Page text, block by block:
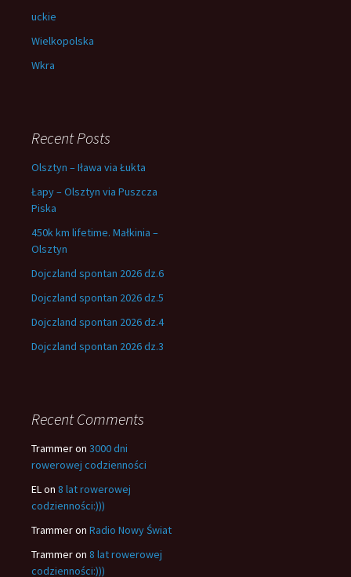
uckie
Wielkopolska
Wkra
Recent Posts
Olsztyn – Iława via Łukta
Łapy – Olsztyn via Puszcza
Piska
450k km lifetime. Małkinia –
Olsztyn
Dojczland spontan 2026 dz.6
Dojczland spontan 2026 dz.5
Dojczland spontan 2026 dz.4
Dojczland spontan 2026 dz.3
Recent Comments
Trammeron 3000 dni
rowerowej codzienności
ELon 8 lat rowerowej
codzienności:)))
Trammeron Radio Nowy Świat
Trammeron 8 lat rowerowej
codzienności:)))